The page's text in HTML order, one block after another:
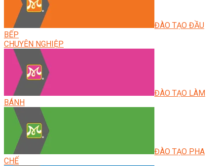
ĐÀO TẠO ĐẦU
BẾP
CHUYÊN NGHIỆP
ĐÀO TẠO LÀM
BÁNH
ĐÀO TẠO PHA
CHẾ